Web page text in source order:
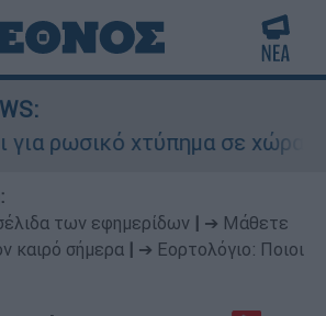
χτύπημα σε χώρα του
των εφημερίδων
➔ Μάθετε
καιρό σήμερα
➔ Εορτολόγιο: Ποιοι